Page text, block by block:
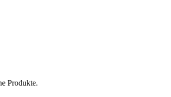
Produkte.